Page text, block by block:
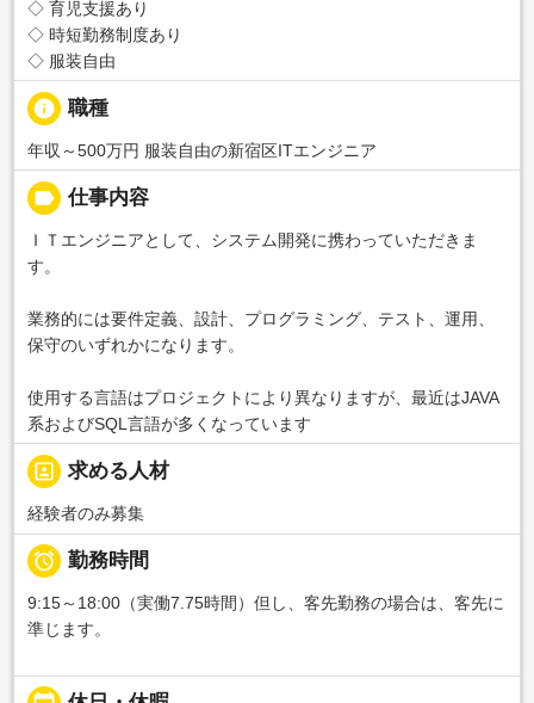
◇ 育児支援あり
◇ 時短勤務制度あり
◇ 服装自由
info 職種
年収～500万円 服装自由の新宿区ITエンジニア
label 仕事内容
ＩＴエンジニアとして、システム開発に携わっていただきま
す。
業務的には要件定義、設計、プログラミング、テスト、運用、
保守のいずれかになります。
使用する言語はプロジェクトにより異なりますが、最近はJAVA
系およびSQL言語が多くなっています
portrait 求める人材
経験者のみ募集
 勤務時間
9:15～18:00（実働7.75時間）但し、客先勤務の場合は、客先に
準じます。